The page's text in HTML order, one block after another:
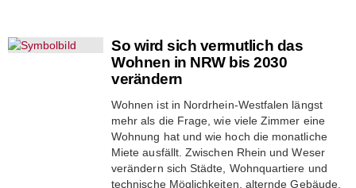
So wird sich vermutlich das
Wohnen in NRW bis 2030
verändern
Wohnen ist in Nordrhein-Westfalen längst
mehr als die Frage, wie viele Zimmer eine
Wohnung hat und wie hoch die monatliche
Miete ausfällt. Zwischen Rhein und Weser
verändern sich Städte, Wohnquartiere und
technische Möglichkeiten, alternde Gebäude,